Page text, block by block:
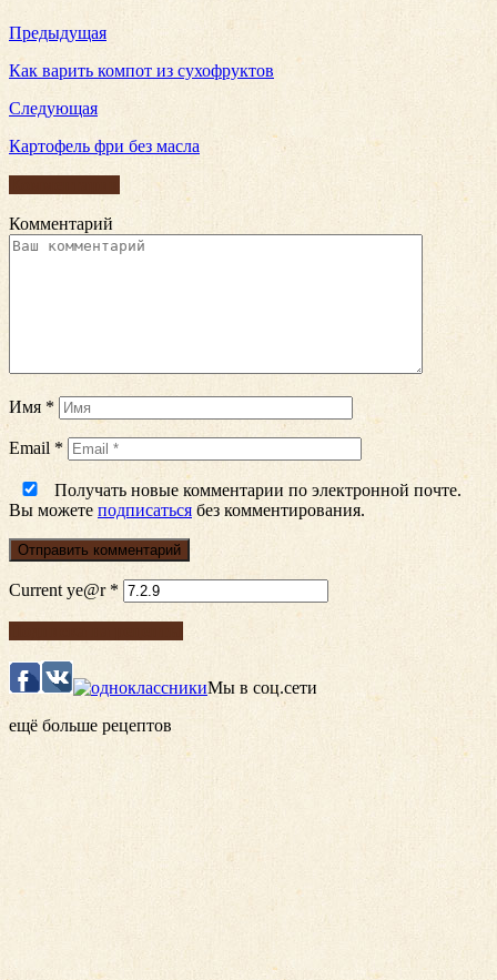
Предыдущая
Как варить компот из сухофруктов
Следующая
Картофель фри без масла
Комментарий
Имя *
Email *
Получать новые комментарии по электронной почте.
Вы можете подписаться без комментирования.
Current ye@r *
Мы в соц.сети
ещё больше рецептов